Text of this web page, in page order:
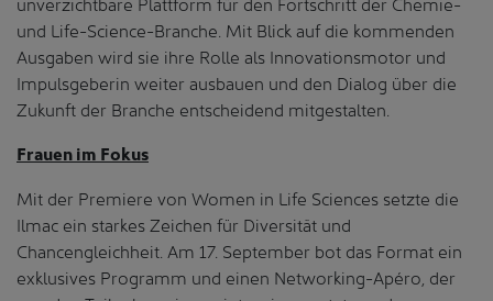
und Life-Science-Branche. Mit Blick auf die kommenden
Ausgaben wird sie ihre Rolle als Innovationsmotor und
Impulsgeberin weiter ausbauen und den Dialog über die
Zukunft der Branche entscheidend mitgestalten.
Frauen im Fokus
Mit der Premiere von Women in Life Sciences setzte die
Ilmac ein starkes Zeichen für Diversität und
Chancengleichheit. Am 17. September bot das Format ein
exklusives Programm und einen Networking-Apéro, der